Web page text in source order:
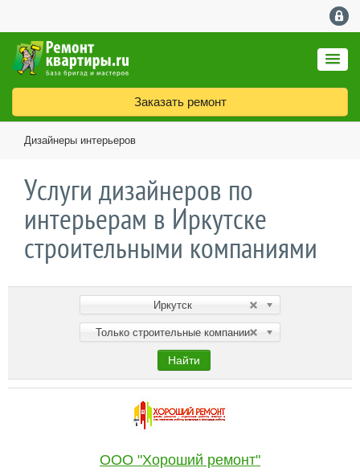
Заказать ремонт
Дизайнеры интерьеров
Услуги дизайнеров по
интерьерам в Иркутске
строительными компаниями
Иркутск
Только строительные компании
Найти
ООО "Хороший ремонт"